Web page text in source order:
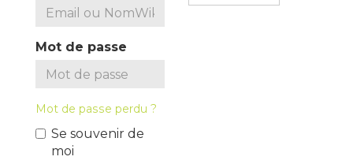
Mot de passe
Mot de passe perdu ?
Se souvenir de
moi